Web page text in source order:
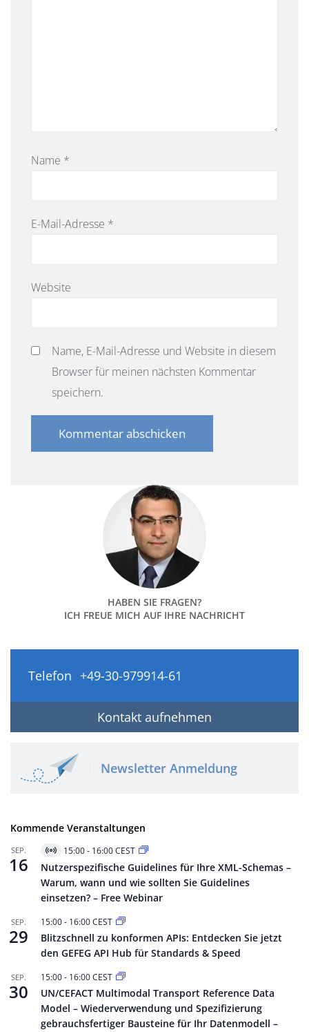
Name *
E-Mail-Adresse *
Website
Name, E-Mail-Adresse und Website in diesem
Browser für meinen nächsten Kommentar
speichern.
HABEN SIE FRAGEN?
ICH FREUE MICH AUF IHRE NACHRICHT
Telefon +49-30-979914-61
Kontakt aufnehmen
Newsletter Anmeldung
Kommende Veranstaltungen
SEP.
16
Virtuell
Veranstaltung
15:00- 16:00CEST
Nutzerspezifische Guidelines für Ihre XML-Schemas –
Warum, wann und wie sollten Sie Guidelines
einsetzen? – Free Webinar
SEP.
29
15:00- 16:00CEST
Blitzschnell zu konformen APIs: Entdecken Sie jetzt
den GEFEG API Hub für Standards & Speed
SEP.
30
15:00- 16:00CEST
UN/CEFACT Multimodal Transport Reference Data
Model – Wiederverwendung und Spezifizierung
gebrauchsfertiger Bausteine für Ihr Datenmodell –